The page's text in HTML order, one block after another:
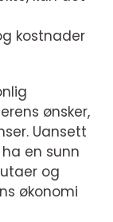
kostnader
ønsker,
Uansett
en sunn
og
økonomi